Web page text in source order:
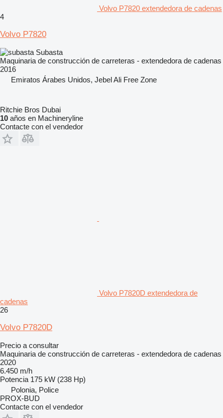
Volvo P7820 extendedora de cadenas
4
Volvo P7820
Subasta
Maquinaria de construcción de carreteras - extendedora de cadenas
2016
Emiratos Árabes Unidos, Jebel Ali Free Zone
Ritchie Bros Dubai
10 años en Machineryline
Contacte con el vendedor
Volvo P7820D extendedora de
cadenas
26
Volvo P7820D
Precio a consultar
Maquinaria de construcción de carreteras - extendedora de cadenas
2020
6.450 m/h
Potencia 175 kW (238 Hp)
Polonia, Police
PROX-BUD
Contacte con el vendedor